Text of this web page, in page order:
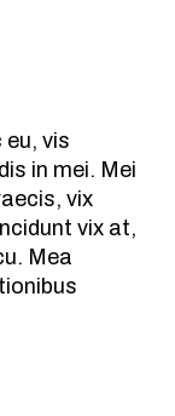
vis
in mei. Mei
vix
vix at,
Mea